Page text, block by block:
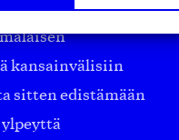
kansainvälisiin
sitten edistämään
ylpeyttä